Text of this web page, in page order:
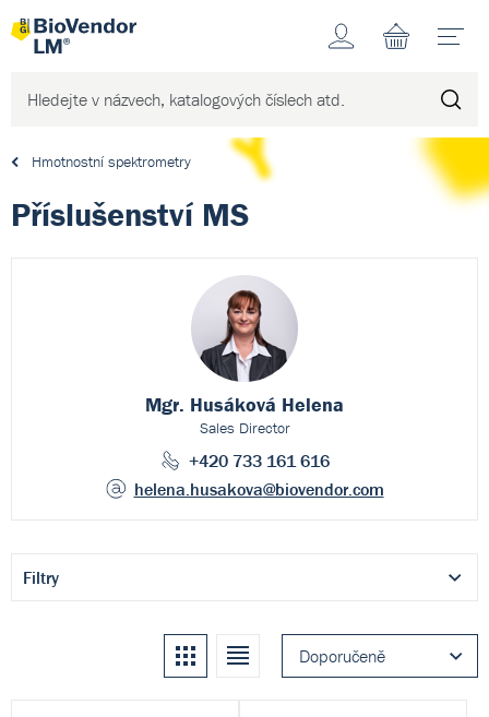
Účet
Hmotnostní spektrometry
Příslušenství MS
Mgr. Husáková Helena
Sales Director
+420 733 161 616
helena.husakova@biovendor.com
Filtry
Doporučeně
Kachle Seznam